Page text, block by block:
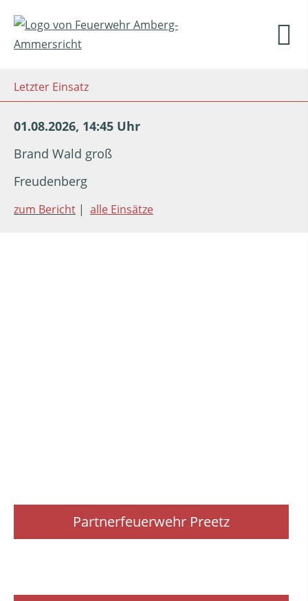
Letzter Einsatz
01.08.2026, 14:45 Uhr
Brand Wald groß
Freudenberg
zum Bericht | alle Einsätze
Partnerfeuerwehr Preetz